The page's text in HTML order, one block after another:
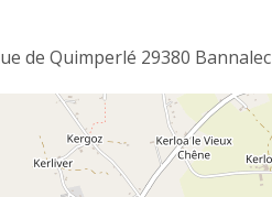
de Quimperlé 29380 Bannalec